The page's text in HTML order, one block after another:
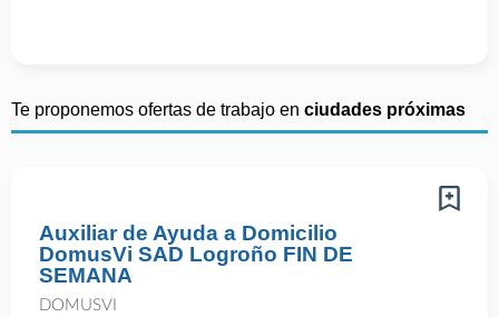
Te proponemos ofertas de trabajo en ciudades próximas
Auxiliar de Ayuda a Domicilio
DomusVi SAD Logroño FIN DE
SEMANA
DOMUSVI